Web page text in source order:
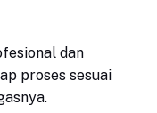
dan
proses sesuai